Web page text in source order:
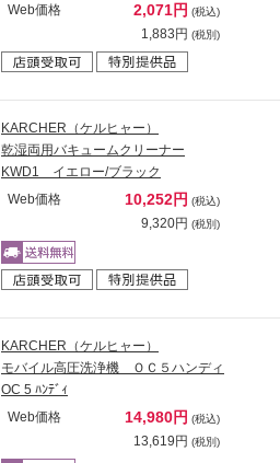
Web価格
2,071円 (税込)
1,883円 (税別)
KARCHER（ケルヒャー）
乾湿両用バキュームクリーナー
KWD1 イエロー/ブラック
Web価格
10,252円 (税込)
9,320円 (税別)
KARCHER（ケルヒャー）
モバイル高圧洗浄機 ＯＣ５ハンディ
OC 5 ﾊﾝﾃﾞｨ
Web価格
14,980円 (税込)
13,619円 (税別)